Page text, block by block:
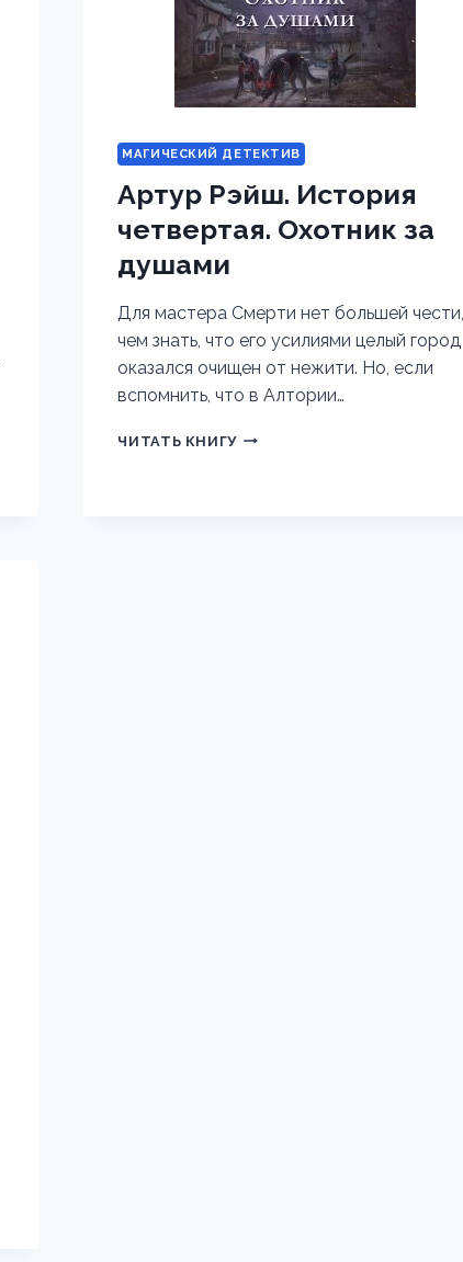
МАГИЧЕСКИЙ ДЕТЕКТИВ
Артур Рэйш. История
четвертая. Охотник за
душами
Для мастера Смерти нет большей чести,
чем знать, что его усилиями целый город
оказался очищен от нежити. Но, если
вспомнить, что в Алтории…
ЧИТАТЬ КНИГУ АРТУР